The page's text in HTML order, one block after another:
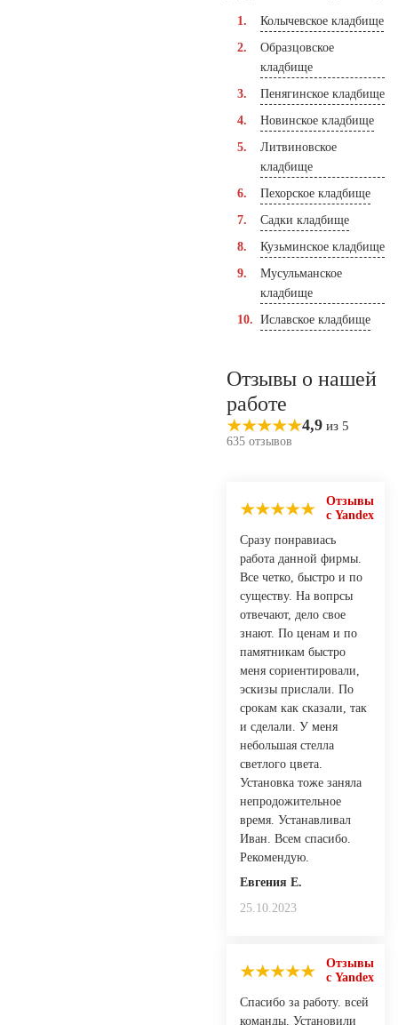
Колычевское кладбище
Образцовское
кладбище
Пенягинское кладбище
Новинское кладбище
Литвиновское
кладбище
Пехорское кладбище
Садки кладбище
Кузьминское кладбище
Мусульманское
кладбище
Иславское кладбище
Отзывы о нашей
работе
4,9 из 5
635 отзывов
Отзывы
с Yandex
Сразу понравиась
работа данной фирмы.
Все четко, быстро и по
существу. На вопрсы
отвечают, дело свое
знают. По ценам и по
памятникам быстро
меня сориентировали,
эскизы прислали. По
срокам как сказали, так
и сделали. У меня
небольшая стелла
светлого цвета.
Установка тоже заняла
непродожительное
время. Устанавливал
Иван. Всем спасибо.
Рекомендую.
Евгения Е.
25.10.2023
Отзывы
с Yandex
Спасибо за работу. всей
команды. Установили